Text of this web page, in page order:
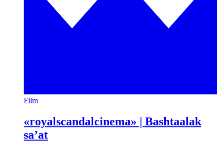
Film
«royalscandalcinema» | Bashtaalak
sa’at